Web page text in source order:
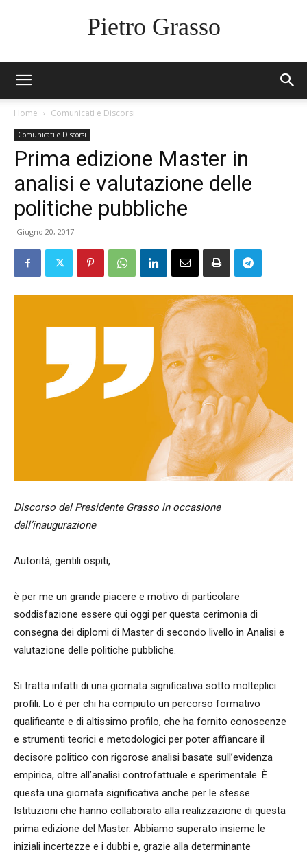
Pietro Grasso
Home Comunicati e Discorsi
Comunicati e Discorsi
Prima edizione Master in
analisi e valutazione delle
politiche pubbliche
Giugno 20, 2017
Discorso del Presidente Grasso in occasione
dell’inaugurazione
Autorità, gentili ospiti,
è per me un grande piacere e motivo di particolare
soddisfazione essere qui oggi per questa cerimonia di
consegna dei diplomi di Master di secondo livello in Analisi e
valutazione delle politiche pubbliche.
Si tratta infatti di una giornata significativa sotto molteplici
profili. Lo è per chi ha compiuto un percorso formativo
qualificante e di altissimo profilo, che ha fornito conoscenze
e strumenti teorici e metodologici per poter affiancare il
decisore politico con rigorose analisi basate sull’evidenza
empirica, oltre all’analisi controfattuale e sperimentale. È
questa una giornata significativa anche per le stesse
Istituzioni che hanno collaborato alla realizzazione di questa
prima edizione del Master. Abbiamo superato insieme le
iniziali incertezze e i dubbi e, grazie alla determinante